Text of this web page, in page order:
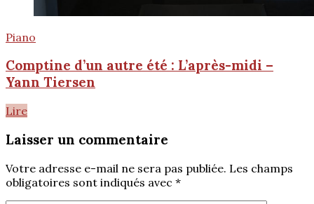
Piano
Comptine d’un autre été : L’après-midi –
Yann Tiersen
Lire
Laisser un commentaire
Votre adresse e-mail ne sera pas publiée. Les champs
obligatoires sont indiqués avec *